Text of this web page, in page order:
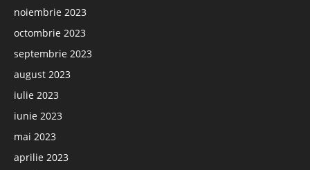
noiembrie 2023
octombrie 2023
septembrie 2023
august 2023
iulie 2023
iunie 2023
mai 2023
aprilie 2023